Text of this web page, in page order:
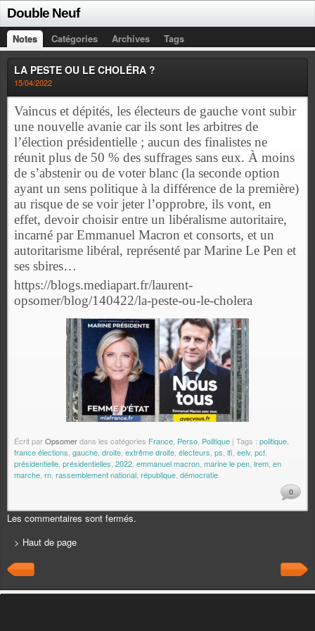
Double Neuf
Notes Catégories Archives Tags
LA PESTE OU LE CHOLÉRA ?
15/04/2022
Vaincus et dépités, les électeurs de gauche vont subir
une nouvelle avanie car ils sont les arbitres de
l’élection présidentielle ; aucun des finalistes ne
réunit plus de 50 % des suffrages sans eux. À moins
de s’abstenir ou de voter blanc (la seconde option
ayant un sens politique à la différence de la première)
au risque de se voir jeter l’opprobre, ils vont, en
effet, devoir choisir entre un libéralisme autoritaire,
incarné par Emmanuel Macron et consorts, et un
autoritarisme libéral, représenté par Marine Le Pen et
ses sbires…
https://blogs.mediapart.fr/laurent-
opsomer/blog/140422/la-peste-ou-le-cholera
Écrit parOpsomerdans les catégories France Perso Politique | Tags : politique
france élections gauche droite extrême droite électeurs ps lfi eelv, pcf
présidentielle présidentielles 2022 emmanuel macron marine le pen lrem en
marche rn rassemblement national république démocratie
0
Les commentaires sont fermés.
> Haut de page